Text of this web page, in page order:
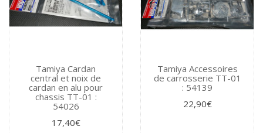
Tamiya Cardan
central et noix de
cardan en alu pour
chassis TT-01 :
54026
17,40€
Tamiya Accessoires
de carrosserie TT-01
: 54139
22,90€